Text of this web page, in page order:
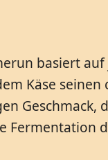
basiert
Käse